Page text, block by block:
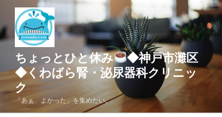
テ
ン
プ
ちょっとひと休み
◆神戸市灘区
◆くわばら腎・泌尿器科クリニッ
ク
「あぁ、よかった」を集めたい。